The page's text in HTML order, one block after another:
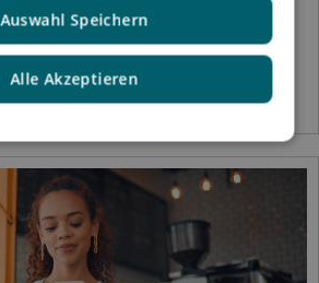
vor, eine globale Out-of-Home-
mit einem umfangreichen Netzwerk an
in Europa verbindet.
Auswahl Speichern
Alle Akzeptieren